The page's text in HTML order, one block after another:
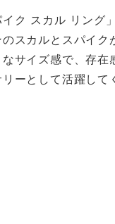
イク スカル リング
スカルとスパイク
サイズ感で、存在
ーとして活躍して